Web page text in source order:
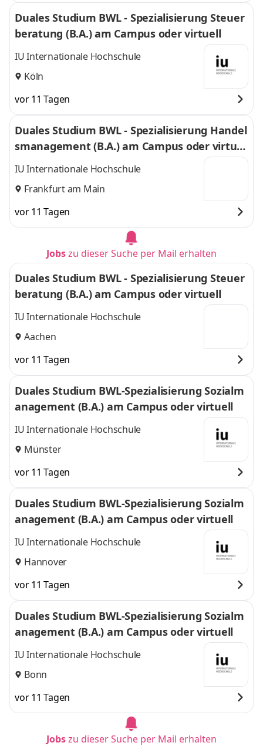
Duales Studium BWL - Spezialisierung Steuer
beratung (B.A.) am Campus oder virtuell
IU Internationale Hochschule
Köln
vor 11 Tagen
Duales Studium BWL - Spezialisierung Handel
smanagement (B.A.) am Campus oder virtuel
l
IU Internationale Hochschule
Frankfurt am Main
vor 11 Tagen
Jobszu dieser Suche per Mail erhalten
Duales Studium BWL - Spezialisierung Steuer
beratung (B.A.) am Campus oder virtuell
IU Internationale Hochschule
Aachen
vor 11 Tagen
Duales Studium BWL-Spezialisierung Sozialm
anagement (B.A.) am Campus oder virtuell
IU Internationale Hochschule
Münster
vor 11 Tagen
Duales Studium BWL-Spezialisierung Sozialm
anagement (B.A.) am Campus oder virtuell
IU Internationale Hochschule
Hannover
vor 11 Tagen
Duales Studium BWL-Spezialisierung Sozialm
anagement (B.A.) am Campus oder virtuell
IU Internationale Hochschule
Bonn
vor 11 Tagen
Jobszu dieser Suche per Mail erhalten